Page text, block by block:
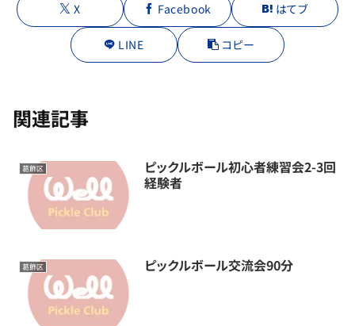
X Facebook はてブ
LINE コピー
関連記事
葛飾区
ピックルボール初心者練習会2-3回
経験者
葛飾区 ピックルボール交流会90分